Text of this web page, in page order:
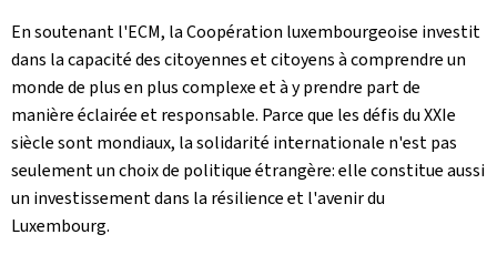
En soutenant l'ECM, la Coopération luxembourgeoise investit
dans la capacité des citoyennes et citoyens à comprendre un
monde de plus en plus complexe et à y prendre part de
manière éclairée et responsable. Parce que les défis du XXIe
siècle sont mondiaux, la solidarité internationale n'est pas
seulement un choix de politique étrangère: elle constitue aussi
un investissement dans la résilience et l'avenir du
Luxembourg.